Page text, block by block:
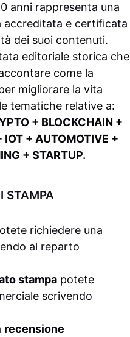
anni rappresenta una
e certificata
dei suoi contenuti.
editoriale storica che
come la
migliorare la vita
tematiche relative a:
+ BLOCKCHAIN +
IOT + AUTOMOTIVE +
+ STARTUP.
STAMPA
richiedere una
al reparto
stampa potete
scrivendo
recensione